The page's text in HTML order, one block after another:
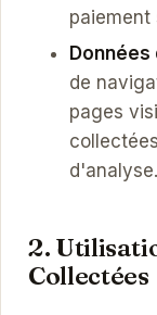
paiement
Données
de
pages
d'analyse.
2.
Collectées